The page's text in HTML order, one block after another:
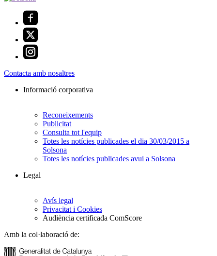
Contacta amb nosaltres
Informació corporativa
Reconeixements
Publicitat
Consulta tot l'equip
Totes les notícies publicades el dia 30/03/2015 a
Solsona
Totes les notícies publicades avui a Solsona
Legal
Avís legal
Privacitat i Cookies
Audiència certificada ComScore
Amb la col·laboració de: